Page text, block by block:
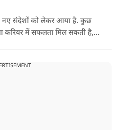
संदेशों को लेकर आया है. कुछ
करियर में सफलता मिल सकती है,